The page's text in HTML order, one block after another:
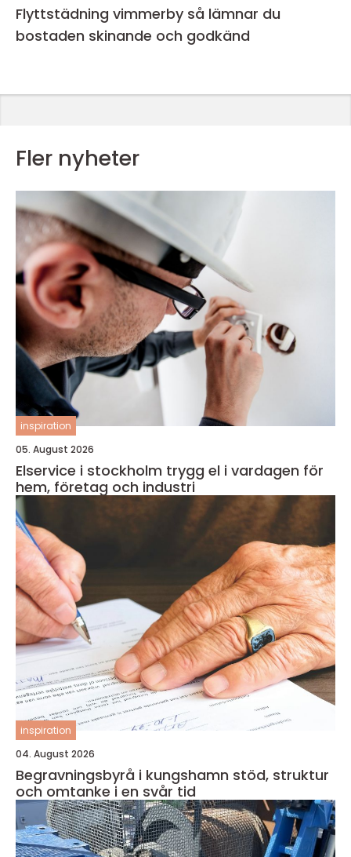
Flyttstädning vimmerby så lämnar du
bostaden skinande och godkänd
Fler nyheter
inspiration
05. August 2026
Elservice i stockholm trygg el i vardagen för
hem, företag och industri
inspiration
04. August 2026
Begravningsbyrå i kungshamn stöd, struktur
och omtanke i en svår tid